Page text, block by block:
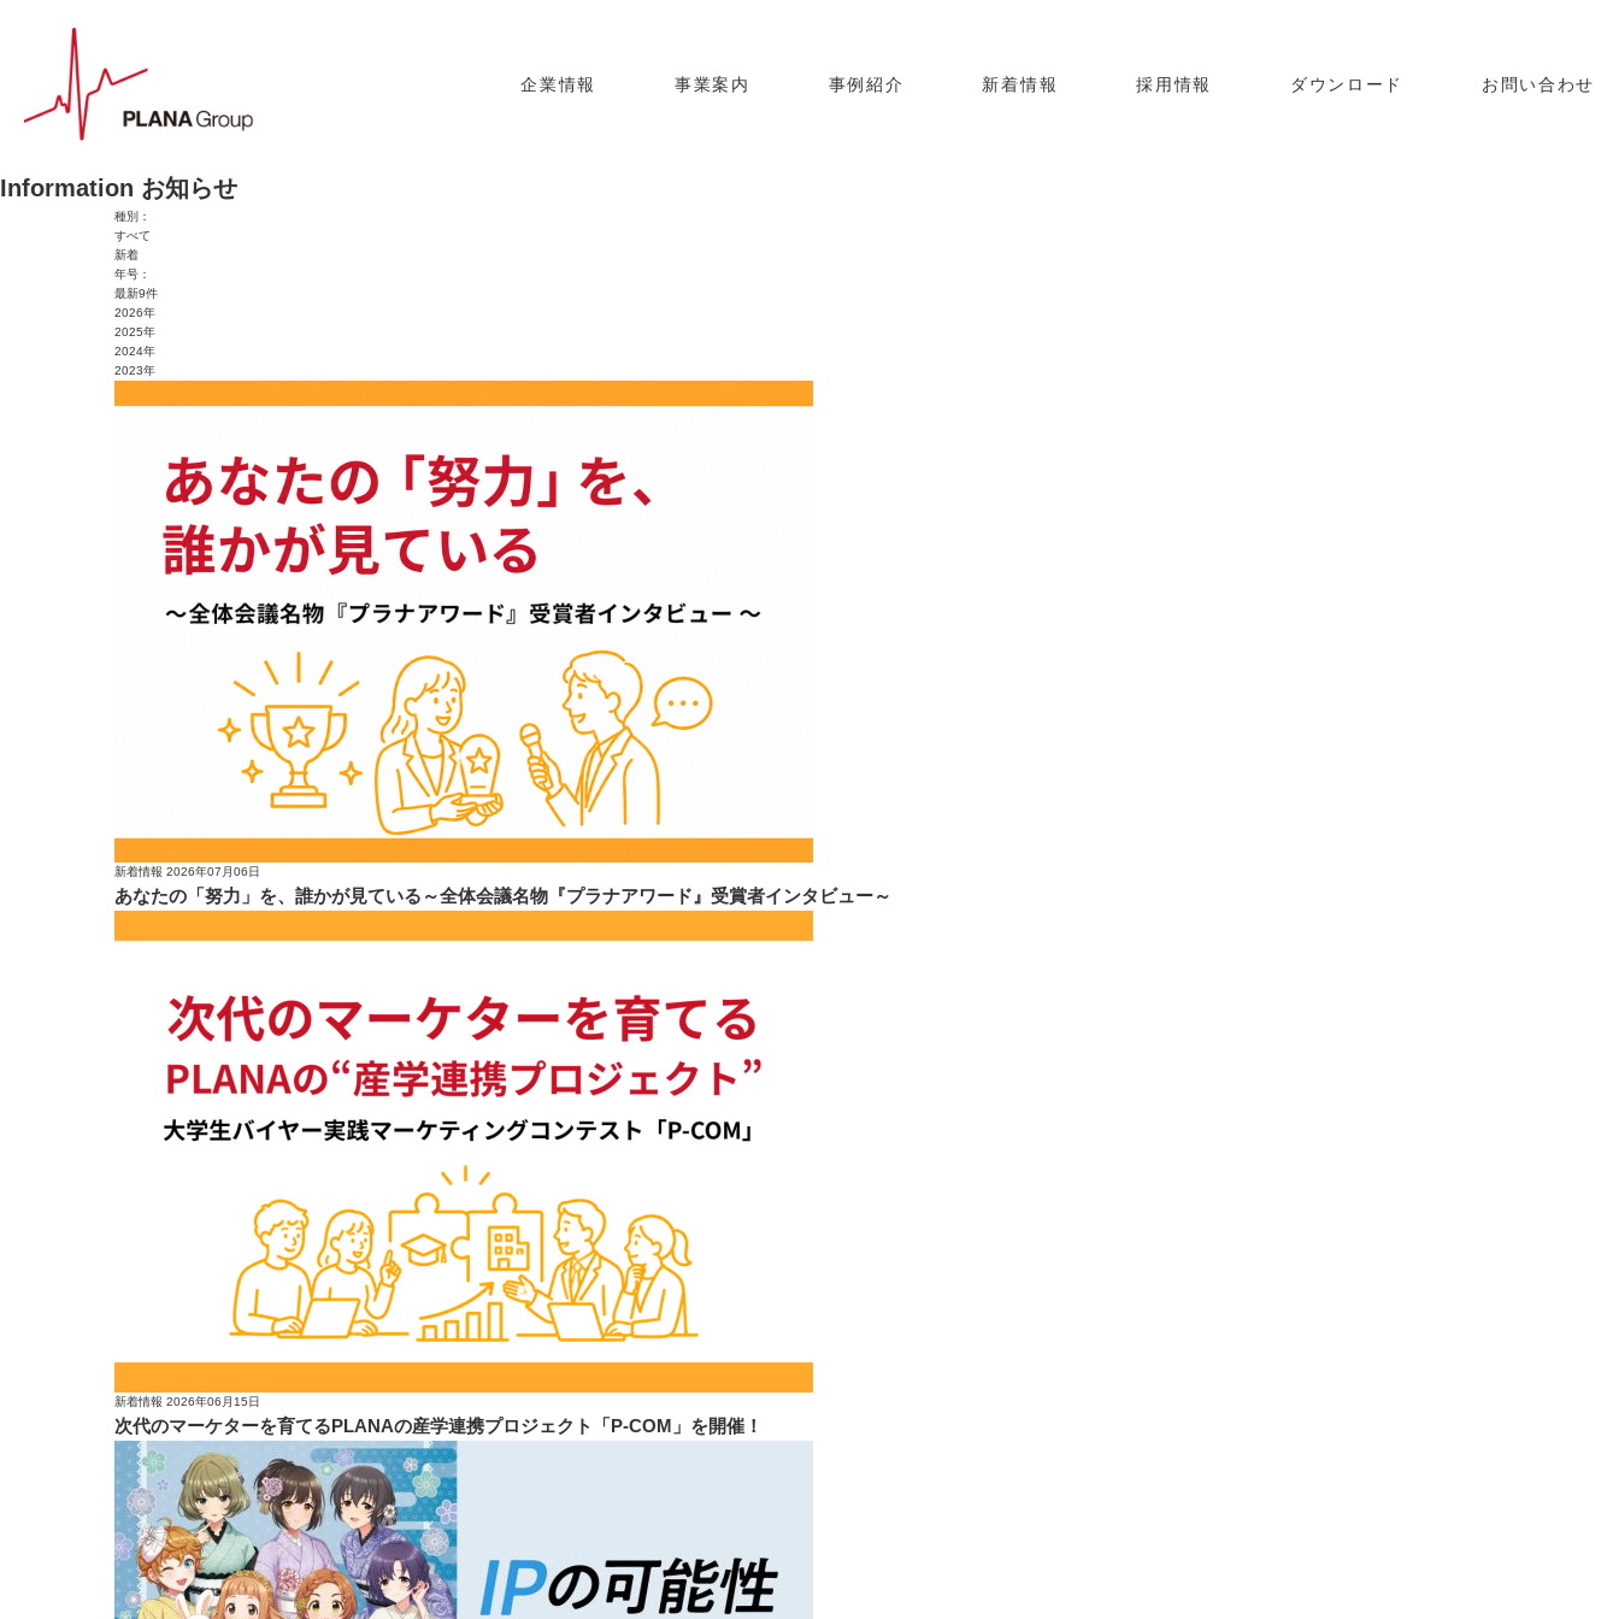
企業情報 事業案内 事例紹介 新着情報 採用情報 ダウンロード お問い合わせ
Information お知らせ
種別：
すべて
新着
年号：
最新9件
2026年
2025年
2024年
2023年
新着情報 2026年07月06日
あなたの「努力」を、誰かが見ている～全体会議名物『プラナアワード』受賞者インタビュー～
新着情報 2026年06月15日
次代のマーケターを育てるPLANAの産学連携プロジェクト「P-COM」を開催！